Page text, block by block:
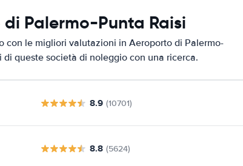
Palermo-Punta Raisi
con le migliori valutazioni in Aeroporto di Palermo-
queste società di noleggio con una ricerca.
8.9 (10701)
8.8 (5624)